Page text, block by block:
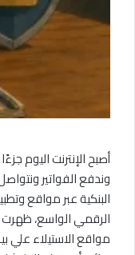
أصبح الإنترنت اليوم
وندفع الفواتير
البنكية عبر مواقع
الرقمي الواسع،
مواقع الاستيلاء علي